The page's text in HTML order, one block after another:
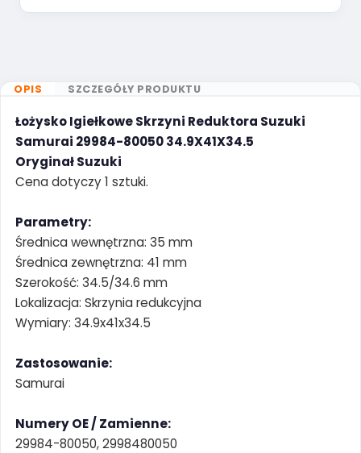
OPIS SZCZEGÓŁY PRODUKTU
Łożysko Igiełkowe Skrzyni Reduktora Suzuki
Samurai 29984-80050 34.9X41X34.5
Oryginał Suzuki
Cena dotyczy 1 sztuki.
Parametry:
Średnica wewnętrzna: 35 mm
Średnica zewnętrzna: 41 mm
Szerokość: 34.5/34.6 mm
Lokalizacja: Skrzynia redukcyjna
Wymiary: 34.9x41x34.5
Zastosowanie:
Samurai
Numery OE / Zamienne:
29984-80050, 2998480050